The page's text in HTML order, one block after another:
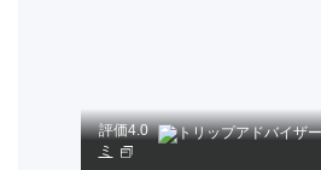
評価4.0
ミ